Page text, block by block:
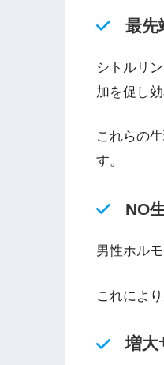
最先
シトルリ
加を促し
これらの
す。
NO
男性ホル
これによ
増大